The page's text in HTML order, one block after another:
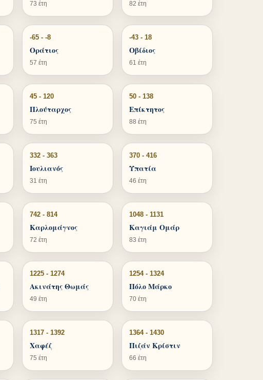
73 έτη 82 έτη
-65 - -8
Οράτιος
57 έτη
-43 - 18
Οβίδιος
61 έτη
45 - 120
Πλούταρχος
75 έτη
50 - 138
Επίκτητος
88 έτη
332 - 363
Ιουλιανός
31 έτη
370 - 416
Υπατία
46 έτη
742 - 814
Καρλομάγνος
72 έτη
1048 - 1131
Καγιάμ Ομάρ
83 έτη
1225 - 1274
Ακινάτης Θωμάς
49 έτη
1254 - 1324
Πόλο Μάρκο
70 έτη
1317 - 1392
Χαφέζ
75 έτη
1364 - 1430
Πιζάν Κρίστιν
66 έτη